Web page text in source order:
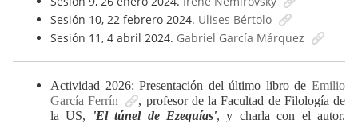
Sesión 10, 22 febrero 2024. Ulises Bértolo
Sesión 11, 4 abril 2024. Gabriel García Márquez
Actividad 2026: Presentación del último libro de Emilio
García Ferrín
, profesor de la Facultad de Filología de
la US,
'El túnel de Ezequías', y charla con el autor.